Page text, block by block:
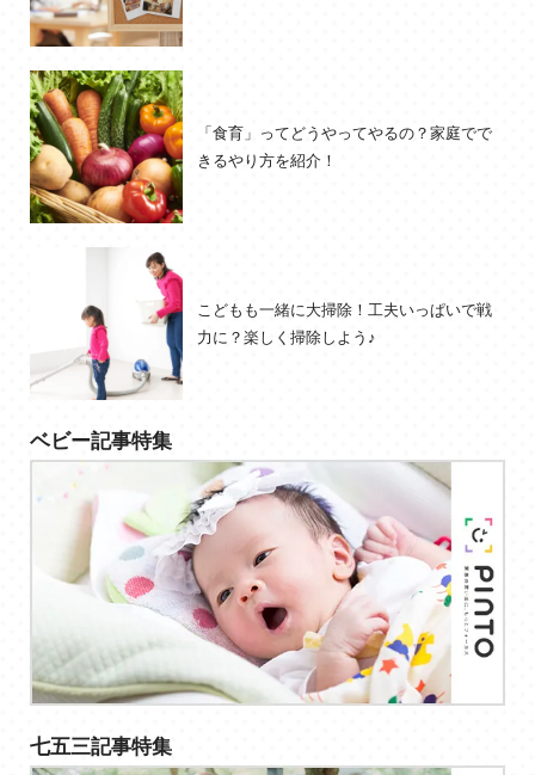
「食育」ってどうやってやるの？家庭でで
きるやり方を紹介！
こどもも一緒に大掃除！工夫いっぱいで戦
力に？楽しく掃除しよう♪
ベビー記事特集
七五三記事特集